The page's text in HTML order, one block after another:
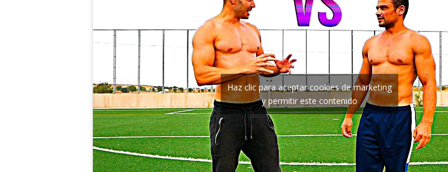
Haz clic para aceptar cookies de marketing
y permitir este contenido